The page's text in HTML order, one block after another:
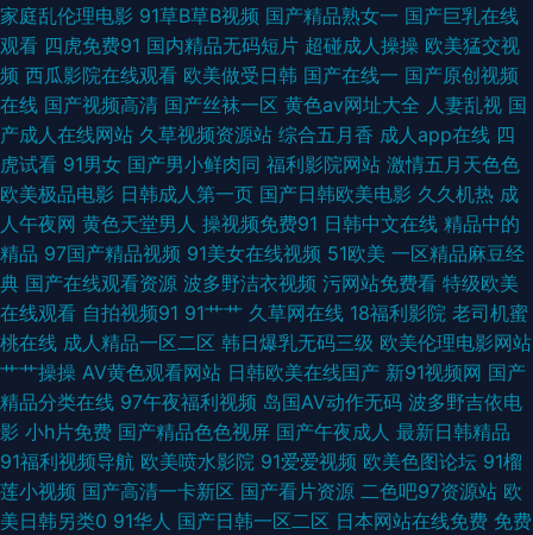
肏屄网站在线观看 91网在线看 超碰蜜臀91 国产精品久久撸 国产成人超碰97
女同肛交综合网 一区二区理论片 97超碰人妻 国产日本韩国精品 91起碰在线
观看 天天日夜夜爽 日本草草影院 激情欧美97 91超碰大香蕉 国产理伦 老司
机久久 在线免费毛片基地 草逼电影网站 91国产香蕉 91视频91 欧美操人 在
线免费毛片 超碰操人妻 91美女色色 老湿机福利局影院 丝足福利影院 伪娘高
潮丝足小说 精品小电影 尤物喷水 日本有码第9页 福利你懂的 91成人在线初
夜 AVBT 少妇精品9 人人操人人奸 亚洲午夜久久 伊人大香蕉亚洲 超碰97在
线播放 狼人伊人亚洲 国产又大又 变态AV另类 国产精品成人网站 极品户外露
出 日韩欧美专区 aa久久 亚州无码9Ⅱ视频 在线观AV 欧美性00 91热资源站错
家庭乱伦理电影 91草B草B视频 国产精品熟女一 国产巨乳在线
观看 四虎免费91 国内精品无码短片 超碰成人操操 欧美猛交视
频 西瓜影院在线观看 欧美做受日韩 国产在线一 国产原创视频
在线 国产视频高清 国产丝袜一区 黄色av网址大全 人妻乱视 国
产成人在线网站 久草视频资源站 综合五月香 成人app在线 四
虎试看 91男女 国产男小鲜肉同 福利影院网站 激情五月天色色
欧美极品电影 日韩成人第一页 国产日韩欧美电影 久久机热 成
人午夜网 黄色天堂男人 操视频免费91 日韩中文在线 精品中的
精品 97国产精品视频 91美女在线视频 51欧美 一区精品麻豆经
典 国产在线观看资源 波多野洁衣视频 污网站免费看 特级欧美
在线观看 自拍视频91 91艹艹 久草网在线 18福利影院 老司机蜜
桃在线 成人精品一区二区 韩日爆乳无码三级 欧美伦理电影网站
艹艹操操 AV黄色观看网站 日韩欧美在线国产 新91视频网 国产
精品分类在线 97午夜福利视频 岛国AV动作无码 波多野吉依电
影 小h片免费 国产精品色色视屏 国产午夜成人 最新日韩精品
91福利视频导航 欧美喷水影院 91爱爱视频 欧美色图论坛 91榴
莲小视频 国产高清一卡新区 国产看片资源 二色吧97资源站 欧
美日韩另类0 91华人 国产日韩一区二区 日本网站在线免费 免费